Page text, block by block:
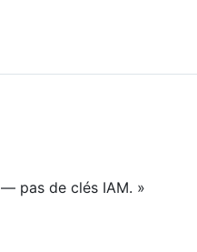
— pas de clés IAM. »